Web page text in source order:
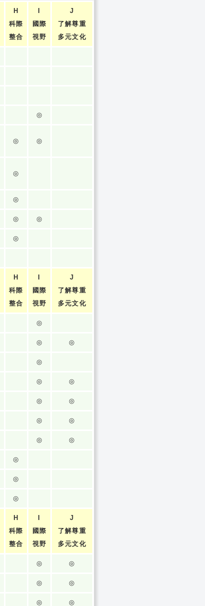
H
科際
整合
國際
視野
J
了解尊重
多元文化
◎
◎ ◎
◎
◎
◎ ◎
◎
H
科際
整合
國際
視野
J
了解尊重
多元文化
◎
◎ ◎
◎
◎ ◎
◎ ◎
◎ ◎
◎ ◎
◎
◎
◎
H
科際
整合
國際
視野
J
了解尊重
多元文化
◎ ◎
◎ ◎
◎ ◎